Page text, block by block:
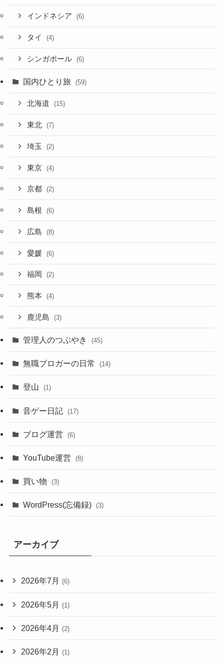
インドネシア (6)
タイ (4)
シンガポール (6)
国内ひとり旅 (59)
北海道 (15)
東北 (7)
埼玉 (2)
東京 (4)
京都 (2)
島根 (6)
広島 (8)
愛媛 (6)
福岡 (2)
熊本 (4)
鹿児島 (3)
管理人のつぶやき (45)
無職ブロガーの日常 (14)
登山 (1)
音ゲー日記 (17)
ブログ運営 (6)
YouTube運営 (8)
買い物 (3)
WordPress(忘備録) (3)
アーカイブ
2026年7月 (6)
2026年5月 (1)
2026年4月 (2)
2026年2月 (1)